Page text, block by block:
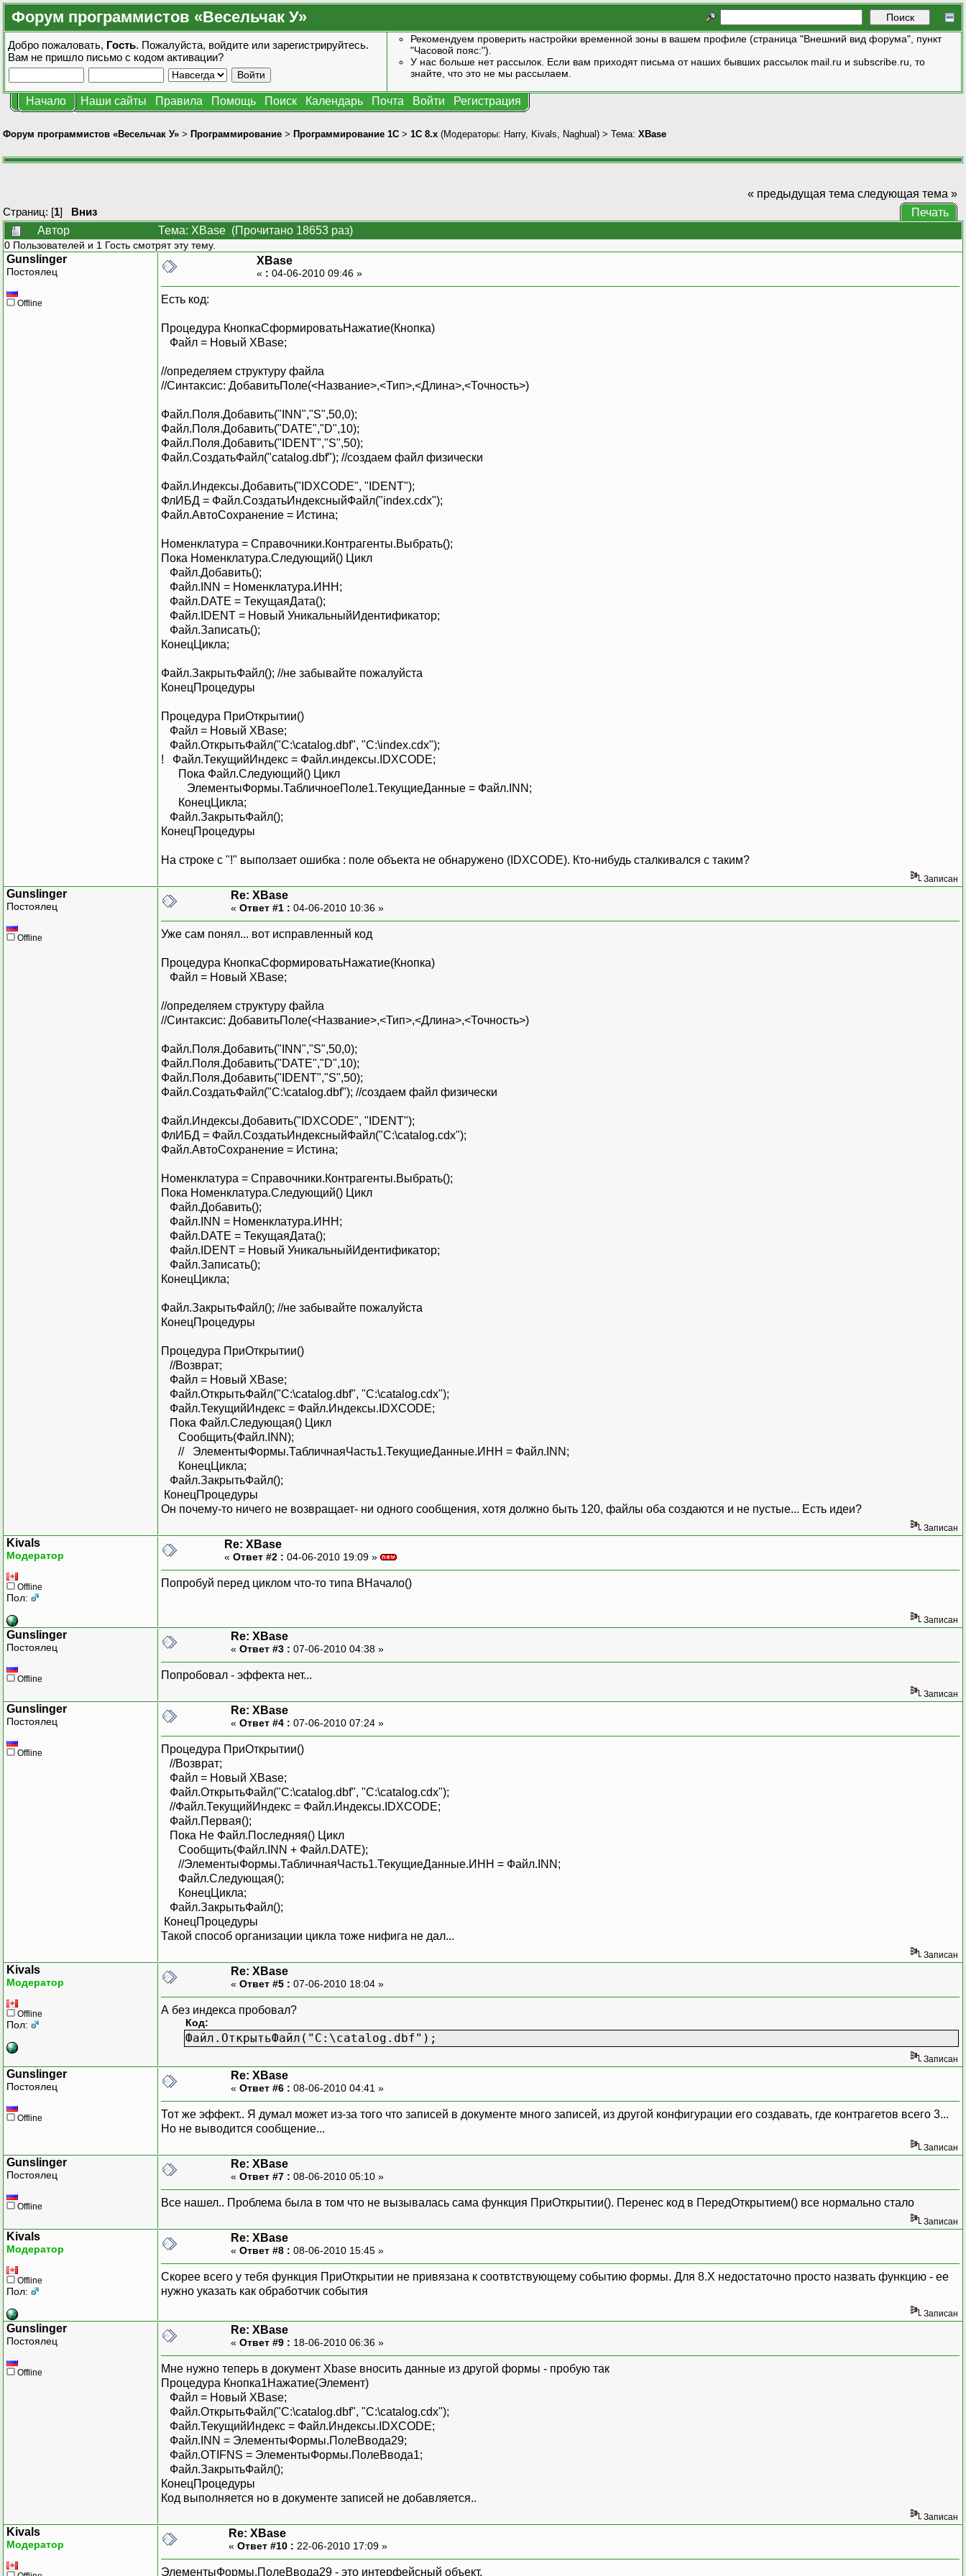
Форум программистов «Весельчак У»
Добро пожаловать, Гость. Пожалуйста, войдите или зарегистрируйтесь.
Вам не пришло письмо с кодом активации?
Рекомендуем проверить настройки временной зоны в вашем профиле (страница "Внешний вид форума", пункт
"Часовой пояс:").
У нас больше нет рассылок. Если вам приходят письма от наших бывших рассылок mail.ru и subscribe.ru, то
знайте, что это не мы рассылаем.
Начало Наши сайты Правила Помощь Поиск Календарь Почта Войти Регистрация
Форум программистов «Весельчак У» > Программирование > Программирование 1С > 1С 8.x (Модераторы: Harry, Kivals Naghual) > Тема: XBase
Страниц: [1] Вниз
« предыдущая тема следующая тема »
Печать
Автор
Тема: XBase (Прочитано 18653 раз)
0 Пользователей и 1 Гость смотрят эту тему.
Gunslinger
Постоялец
Offline
XBase
« : 04-06-2010 09:46 »
Есть код:
Процедура КнопкаСформироватьНажатие(Кнопка)
Файл = Новый XBase;
//определяем структуру файла
//Синтаксис: ДобавитьПоле(<Название>,<Тип>,<Длина>,<Точность>)
Файл.Поля.Добавить("INN","S",50,0);
Файл.Поля.Добавить("DATE","D",10);
Файл.Поля.Добавить("IDENT","S",50);
Файл.СоздатьФайл("catalog.dbf"); //создаем файл физически
Файл.Индексы.Добавить("IDXCODE", "IDENT");
ФлИБД = Файл.СоздатьИндексныйФайл("index.cdx");
Файл.АвтоСохранение = Истина;
Номенклатура = Справочники.Контрагенты.Выбрать();
Пока Номенклатура.Следующий() Цикл
Файл.Добавить();
Файл.INN = Номенклатура.ИНН;
Файл.DATE = ТекущаяДата();
Файл.IDENT = Новый УникальныйИдентификатор;
Файл.Записать();
КонецЦикла;
Файл.ЗакрытьФайл(); //не забывайте пожалуйста
КонецПроцедуры
Процедура ПриОткрытии()
Файл = Новый XBase;
Файл.ОткрытьФайл("C:\catalog.dbf", "С:\index.cdx");
! Файл.ТекущийИндекс = Файл.индексы.IDXCODE;
Пока Файл.Следующий() Цикл
ЭлементыФормы.ТабличноеПоле1.ТекущиеДанные = Файл.INN;
КонецЦикла;
Файл.ЗакрытьФайл();
КонецПроцедуры
На строке с "!" выползает ошибка : поле объекта не обнаружено (IDXCODE). Кто-нибудь сталкивался с таким?
Записан
Gunslinger
Постоялец
Offline
Re: XBase
« Ответ #1 : 04-06-2010 10:36 »
Уже сам понял... вот исправленный код
Процедура КнопкаСформироватьНажатие(Кнопка)
Файл = Новый XBase;
//определяем структуру файла
//Синтаксис: ДобавитьПоле(<Название>,<Тип>,<Длина>,<Точность>)
Файл.Поля.Добавить("INN","S",50,0);
Файл.Поля.Добавить("DATE","D",10);
Файл.Поля.Добавить("IDENT","S",50);
Файл.СоздатьФайл("C:\catalog.dbf"); //создаем файл физически
Файл.Индексы.Добавить("IDXCODE", "IDENT");
ФлИБД = Файл.СоздатьИндексныйФайл("C:\catalog.cdx");
Файл.АвтоСохранение = Истина;
Номенклатура = Справочники.Контрагенты.Выбрать();
Пока Номенклатура.Следующий() Цикл
Файл.Добавить();
Файл.INN = Номенклатура.ИНН;
Файл.DATE = ТекущаяДата();
Файл.IDENT = Новый УникальныйИдентификатор;
Файл.Записать();
КонецЦикла;
Файл.ЗакрытьФайл(); //не забывайте пожалуйста
КонецПроцедуры
Процедура ПриОткрытии()
//Возврат;
Файл = Новый XBase;
Файл.ОткрытьФайл("C:\catalog.dbf", "C:\catalog.cdx");
Файл.ТекущийИндекс = Файл.Индексы.IDXCODE;
Пока Файл.Следующая() Цикл
Сообщить(Файл.INN);
// ЭлементыФормы.ТабличнаяЧасть1.ТекущиеДанные.ИНН = Файл.INN;
КонецЦикла;
Файл.ЗакрытьФайл();
КонецПроцедуры
Он почему-то ничего не возвращает- ни одного сообщения, хотя должно быть 120, файлы оба создаются и не пустые... Есть идеи?
Записан
Kivals
Модератор
Offline
Пол:
Re: XBase
« Ответ #2 : 04-06-2010 19:09 »
Попробуй перед циклом что-то типа ВНачало()
Записан
Gunslinger
Постоялец
Offline
Re: XBase
« Ответ #3 : 07-06-2010 04:38 »
Попробовал - эффекта нет...
Записан
Gunslinger
Постоялец
Offline
Re: XBase
« Ответ #4 : 07-06-2010 07:24 »
Процедура ПриОткрытии()
//Возврат;
Файл = Новый XBase;
Файл.ОткрытьФайл("C:\catalog.dbf", "C:\catalog.cdx");
//Файл.ТекущийИндекс = Файл.Индексы.IDXCODE;
Файл.Первая();
Пока Не Файл.Последняя() Цикл
Сообщить(Файл.INN + Файл.DATE);
//ЭлементыФормы.ТабличнаяЧасть1.ТекущиеДанные.ИНН = Файл.INN;
Файл.Следующая();
КонецЦикла;
Файл.ЗакрытьФайл();
КонецПроцедуры
Такой способ организации цикла тоже нифига не дал...
Записан
Kivals
Модератор
Offline
Пол:
Re: XBase
« Ответ #5 : 07-06-2010 18:04 »
А без индекса пробовал?
Код:
Файл.ОткрытьФайл("C:\catalog.dbf");
Записан
Gunslinger
Постоялец
Offline
Re: XBase
« Ответ #6 : 08-06-2010 04:41 »
Тот же эффект.. Я думал может из-за того что записей в документе много записей, из другой конфигурации его создавать, где контрагетов всего 3...
Но не выводится сообщение...
Записан
Gunslinger
Постоялец
Offline
Re: XBase
« Ответ #7 : 08-06-2010 05:10 »
Все нашел.. Проблема была в том что не вызывалась сама функция ПриОткрытии(). Перенес код в ПередОткрытием() все нормально стало
Записан
Kivals
Модератор
Offline
Пол:
Re: XBase
« Ответ #8 : 08-06-2010 15:45 »
Скорее всего у тебя функция ПриОткрытии не привязана к соотвтствующему событию формы. Для 8.Х недостаточно просто назвать функцию - ее
нужно указать как обработчик события
Записан
Gunslinger
Постоялец
Offline
Re: XBase
« Ответ #9 : 18-06-2010 06:36 »
Мне нужно теперь в документ Xbase вносить данные из другой формы - пробую так
Процедура Кнопка1Нажатие(Элемент)
Файл = Новый XBase;
Файл.ОткрытьФайл("C:\catalog.dbf", "C:\catalog.cdx");
Файл.ТекущийИндекс = Файл.Индексы.IDXCODE;
Файл.INN = ЭлементыФормы.ПолеВвода29;
Файл.OTIFNS = ЭлементыФормы.ПолеВвода1;
Файл.ЗакрытьФайл();
КонецПроцедуры
Код выполняется но в документе записей не добавляется..
Записан
Kivals
Модератор
Re: XBase
« Ответ #10 : 22-06-2010 17:09 »
ЭлементыФормы.ПолеВвода29 - это интерфейсный объект.